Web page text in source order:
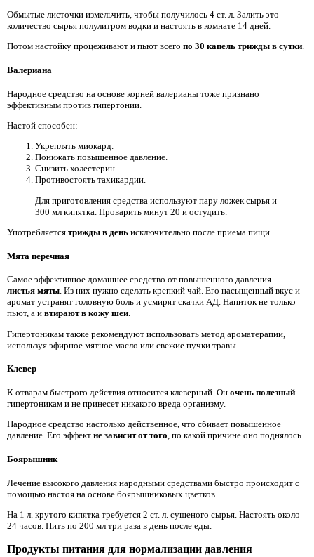
Обмытые листочки измельчить, чтобы получилось 4 ст. л. Залить это
количество сырья полулитром водки и настоять в комнате 14 дней.
Потом настойку процеживают и пьют всего по 30 капель трижды в сутки.
Валериана
Народное средство на основе корней валерианы тоже признано
эффективным против гипертонии.
Настой способен:
Укреплять миокард.
Понижать повышенное давление.
Снизить холестерин.
Противостоять тахикардии.
Для приготовления средства используют пару ложек сырья и
300 мл кипятка. Проварить минут 20 и остудить.
Употребляется трижды в день исключительно после приема пищи.
Мята перечная
Самое эффективное домашнее средство от повышенного давления –
листья мяты. Из них нужно сделать крепкий чай. Его насыщенный вкус и
аромат устранят головную боль и усмирят скачки АД. Напиток не только
пьют, а и втирают в кожу шеи.
Гипертоникам также рекомендуют использовать метод ароматерапии,
используя эфирное мятное масло или свежие пучки травы.
Клевер
К отварам быстрого действия относится клеверный. Он очень полезный
гипертоникам и не принесет никакого вреда организму.
Народное средство настолько действенное, что сбивает повышенное
давление. Его эффект не зависит от того, по какой причине оно поднялось.
Боярышник
Лечение высокого давления народными средствами быстро происходит с
помощью настоя на основе боярышниковых цветков.
На 1 л. крутого кипятка требуется 2 ст. л. сушеного сырья. Настоять около
24 часов. Пить по 200 мл три раза в день после еды.
Продукты питания для нормализации давления